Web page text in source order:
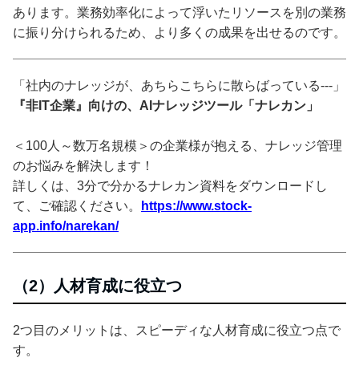
あります。業務効率化によって浮いたリソースを別の業務
に振り分けられるため、より多くの成果を出せるのです。
「社内のナレッジが、あちらこちらに散らばっている---」
『非IT企業』向けの、AIナレッジツール「ナレカン」
＜100人～数万名規模＞の企業様が抱える、ナレッジ管理
のお悩みを解決します！
詳しくは、3分で分かるナレカン資料をダウンロードし
て、ご確認ください。
https://www.stock-
app.info/narekan/
（2）人材育成に役立つ
2つ目のメリットは、スピーディな人材育成に役立つ点で
す。